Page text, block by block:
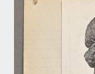
19 - "I denna bok är skrifvet
20 - Människor och ting, vunna
21 - Der grüne Heinrich af G.
22 - [Anteckningar ur lästa
23 - [Anteckningar ur lästa
24 - I flera år samlade praktiska